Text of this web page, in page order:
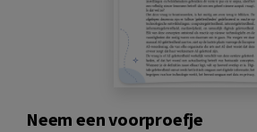
Neem een voorproefje